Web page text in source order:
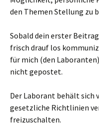
den Themen Stellung zu
Sobald dein erster
frisch drauf los
für mich (den
nicht gepostet.
Der Laborant behält sich
gesetzliche Richtlinien
freizuschalten.